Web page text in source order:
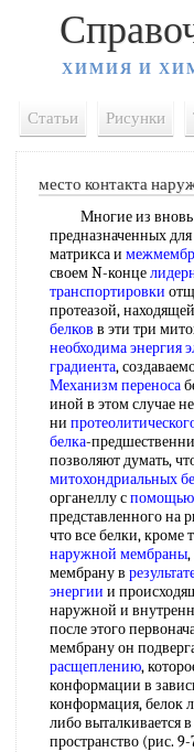
ХИМИЯ И
Статьи Рисунки
место контакта
Многие из вновь
предназначенных для
матрикса и
своем N-конце
транспортировки
протеазой,
белков в эти три
необходима энергия
градиента,
Механизм переноса
иной в этом случае
ни
белка-
позволяют думать,
митохондриальных
органеллу спомощью
представленного на
что все белки, кроме
наружной мембраны
мембрану в
энергии и
наружной и
после этого
мембрану он
расщеплению,
конформации в
конформация, белок
либо выталкивается
пространство (рис. 9-